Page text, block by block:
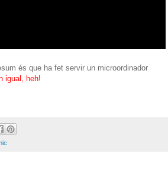
és que ha fet servir un microordinador
igual, heh!